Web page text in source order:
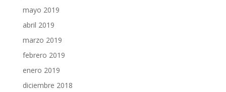
mayo 2019
abril 2019
marzo 2019
febrero 2019
enero 2019
diciembre 2018